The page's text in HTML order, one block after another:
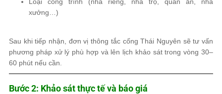
xưởng…)
Sau khi tiếp nhận, đơn vị thông tắc cống Thái Nguyên sẽ tư vấn
phương pháp xử lý phù hợp và lên lịch khảo sát trong vòng 30–
60 phút nếu cần.
Bước 2: Khảo sát thực tế và báo giá